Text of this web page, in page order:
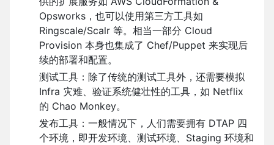
Opsworks，也可以使用第三方工具如
Ringscale/Scalr 等。相当一部分 Cloud
Provision 本身也集成了 Chef/Puppet 来实现后
续的部署和配置。
测试工具：除了传统的测试工具外，还需要模拟
Infra 灾难、验证系统健壮性的工具，如 Netflix
的 Chao Monkey。
发布工具：一般情况下，人们需要拥有 DTAP 四
个环境，即开发环境、测试环境、Staging 环境和